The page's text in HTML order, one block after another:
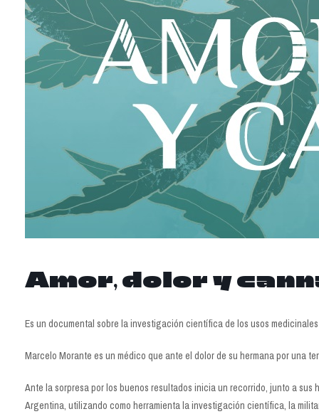
Amor, dolor y
Es un documental sobre la investigación científica de los usos
Marcelo Morante es un médico que ante el dolor de su hermana por una
Ante la sorpresa por los buenos resultados inicia un recorrido, junto a
Argentina, utilizando como herramienta la investigación científica, la